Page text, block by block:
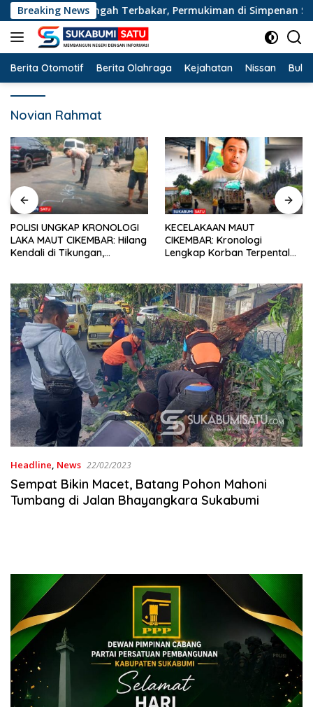
Langsung
ke
konten
Breaking NewsTerbakar, Permukiman di Simpenan Sempat
Berita Otomotif Berita Olahraga Kejahatan Nissan
Novian Rahmat
POLISI UNGKAP KRONOLOGI
LAKA MAUT CIKEMBAR: Hilang
Kendali di Tikungan,
KECELAKAAN MAUT
CIKEMBAR: Kronologi
Lengkap Korban Terpental
Sekarwangi
Headline News 22/02/2023
Sempat Bikin Macet, Batang Pohon Mahoni
Tumbang di Jalan Bhayangkara Sukabumi